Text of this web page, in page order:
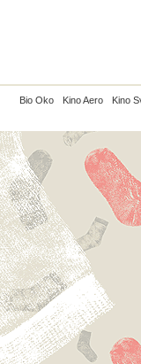
Bio Oko Kino Aero Kino